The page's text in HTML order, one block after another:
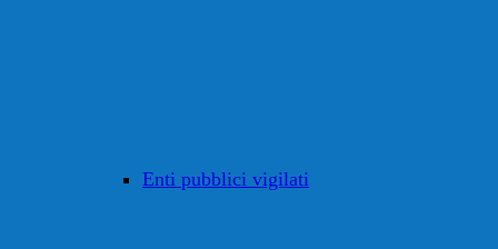
Enti pubblici vigilati